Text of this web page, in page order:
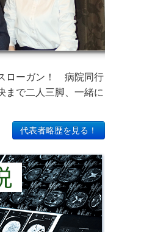
ローガン！ 病院同行
まで二人三脚、一緒に
代表者略歴を見る！